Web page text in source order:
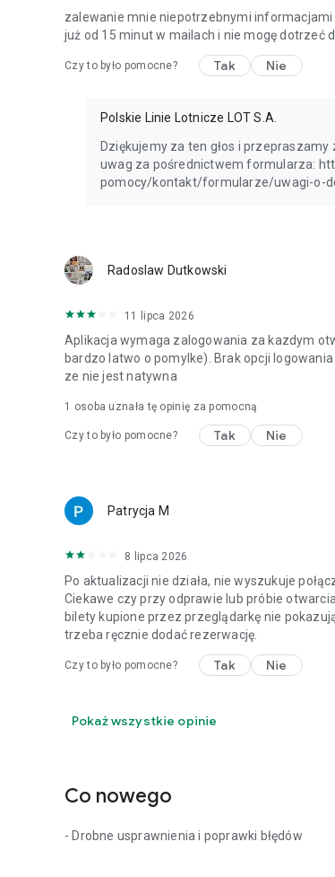
zalewanie mnie niepotrzebnymi
już od 15 minut w mailach i nie mogę dotrzeć
Czy to było pomocne? Tak Nie
Polskie Linie Lotnicze LOT S.A.
Dziękujemy za ten głos i
uwag za pośrednictwem formularza:
pomocy/kontakt/formularze/uwagi-o-
Radoslaw Dutkowski
11 lipca 2026
Aplikacja wymaga zalogowania za kazdym
bardzo latwo o pomylke). Brak opcji
ze nie jest natywna
1 osoba uznała tę opinię za pomocną
Czy to było pomocne? Tak Nie
Patrycja M
8 lipca 2026
Po aktualizacji nie działa, nie wyszukuje
Ciekawe czy przy odprawie lub próbie
bilety kupione przez przeglądarkę nie
trzeba ręcznie dodać rezerwację.
Czy to było pomocne? Tak Nie
Pokaż wszystkie opinie
Co nowego
- Drobne usprawnienia i poprawki błędów